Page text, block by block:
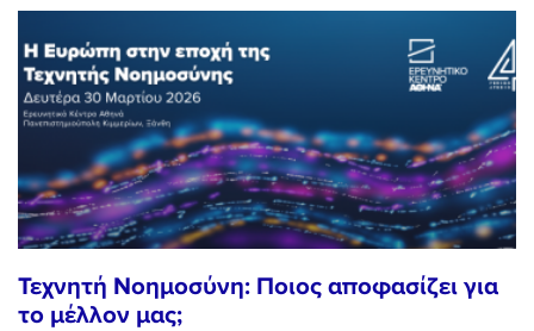
Τεχνητή Νοημοσύνη: Ποιος αποφασίζει για
το μέλλον μας;